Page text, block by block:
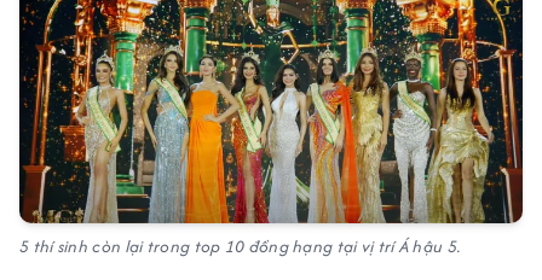
5 thí sinh còn lại trong top 10 đồng hạng tại vị trí Á hậu 5.